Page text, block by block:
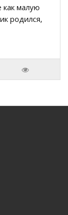
малую
родился,